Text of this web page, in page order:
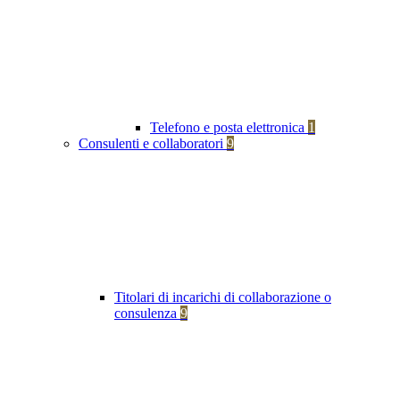
Telefono e posta elettronica 1
Consulenti e collaboratori 9
Titolari di incarichi di collaborazione o
consulenza 9